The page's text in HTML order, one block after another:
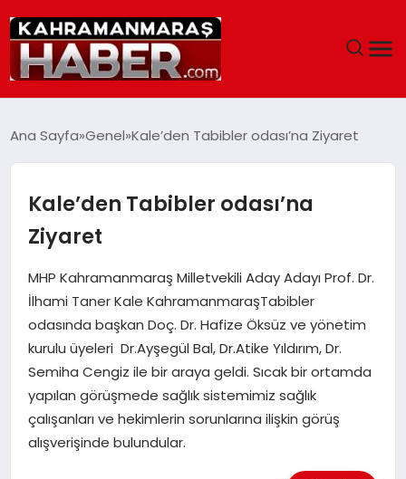
SIYASET
EĞITIM
SAĞLIK
GENEL
SPOR
İLÇE HABERLERI
Ana Sayfa Genel Kale’den Tabibler odası’na Ziyaret
Kale’den Tabibler odası’na
Ziyaret
MHP Kahramanmaraş Milletvekili Aday Adayı Prof. Dr.
İlhami Taner Kale KahramanmaraşTabibler
odasında başkan Doç. Dr. Hafize Öksüz ve yönetim
kurulu üyeleri Dr.Ayşegül Bal, Dr.Atike Yıldırım, Dr.
Semiha Cengiz ile bir araya geldi. Sıcak bir ortamda
yapılan görüşmede sağlık sistemimiz sağlık
çalışanları ve hekimlerin sorunlarına ilişkin görüş
alışverişinde bulundular.